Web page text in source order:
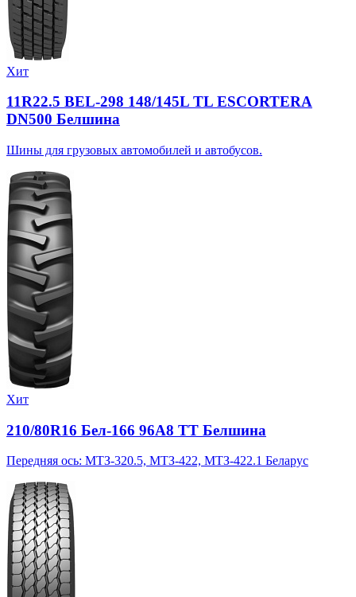
Хит
11R22.5 BEL-298 148/145L TL ESCORTERA
DN500 Белшина
Шины для грузовых автомобилей и автобусов.
Хит
210/80R16 Бел-166 96A8 TT Белшина
Передняя ось: МТЗ-320.5, МТЗ-422, МТЗ-422.1 Беларус